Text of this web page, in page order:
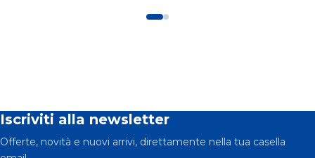
Iscriviti alla newsletter
Offerte, novità e nuovi arrivi, direttamente nella tua casella